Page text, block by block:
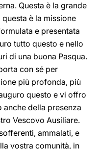
Questa è la grande
è la missione
e presentata
tutto questo e nello
di una buona Pasqua.
con sé per
più profonda, più
questo e vi offro
della presenza
Vescovo Ausiliare.
ammalati, e
vostra comunità, in